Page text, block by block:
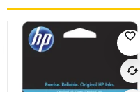
favorite_border
cached